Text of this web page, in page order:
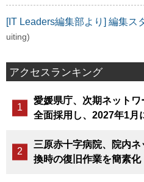
[IT Leaders編集部より] 編集
uiting)
アクセスランキング
愛媛県庁、次期ネット
全面採用し、2027年1月
三原赤十字病院、院内
換時の復旧作業を簡素化